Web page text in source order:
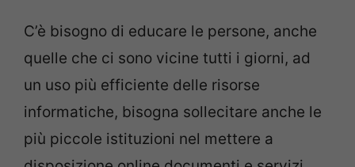
C’è bisogno di educare le persone, anche
quelle che ci sono vicine tutti i giorni, ad
un uso più efficiente delle risorse
informatiche, bisogna sollecitare anche le
più piccole istituzioni nel mettere a